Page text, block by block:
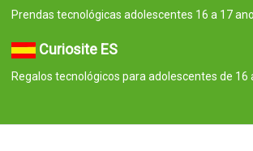
Prendas tecnológicas adolescentes 16 a 17
Curiosite ES
Regalos tecnológicos para adolescentes de 16